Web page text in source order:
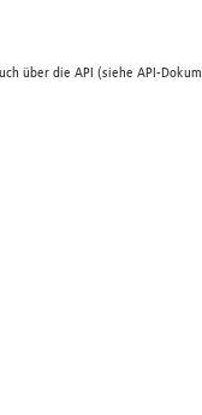
über die API (siehe API-